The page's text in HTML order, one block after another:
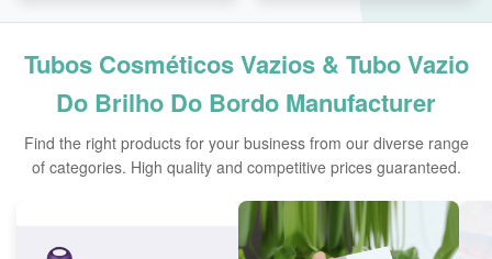
Tubos Cosméticos Vazios & Tubo Vazio
Do Brilho Do Bordo Manufacturer
Find the right products for your business from our diverse range
of categories. High quality and competitive prices guaranteed.